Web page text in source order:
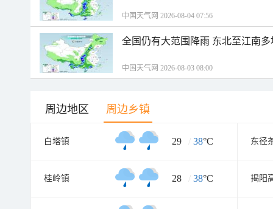
中国天气网 2026-08-04 07:56
全国仍有大范围降雨 东北至江南
中国天气网 2026-08-03 08:00
周边地区 周边乡镇
白塔镇 29 / 38°C 东径
桂岭镇 28 / 38°C